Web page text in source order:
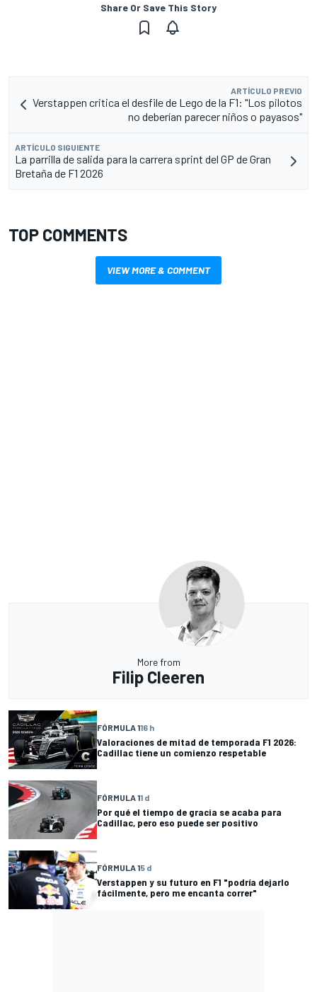
Share Or Save This Story
ARTÍCULO PREVIO
Verstappen critica el desfile de Lego de la F1: "Los pilotos
no deberían parecer niños o payasos"
ARTÍCULO SIGUIENTE
La parrilla de salida para la carrera sprint del GP de Gran
Bretaña de F1 2026
TOP COMMENTS
VIEW MORE & COMMENT
More from
Filip Cleeren
FÓRMULA 116 h
Valoraciones de mitad de temporada F1 2026:
Cadillac tiene un comienzo respetable
FÓRMULA 11 d
Por qué el tiempo de gracia se acaba para
Cadillac, pero eso puede ser positivo
FÓRMULA 15 d
Verstappen y su futuro en F1 "podría dejarlo
fácilmente, pero me encanta correr"